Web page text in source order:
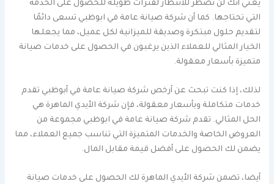
يعني أنك لن تضطر للانتظار لفترات طويلة للحصول على الخدمة
التي تحتاجها. كما أن شركة صيانة عامة في ابوظبي تسعى دائمًا
لتقديم حلول مبتكرة وصديقة للميزانية لكل عميل، مما يجعلها
الخيار المثالي للعملاء الذين يرغبون في الحصول على خدمات صيانة
متميزة بأسعار معقولة.
لذلك، إذا كنت تبحث عن أرخص شركة صيانة عامة في أبوظبي تقدم
خدمات متكاملة وبأسعار معقولة، فإن شركة الأيدي الماهرة هي
الحل المثالي. تقدم شركة صيانة عامة في ابوظبي مجموعة من
العروض الخاصة والخدمات المتميزة التي تناسب جميع العملاء، مما
يضمن لك الحصول على أفضل قيمة مقابل المال.
أيضا، تضمن شركة الأيدي الماهرة لك الحصول على خدمات صيانة